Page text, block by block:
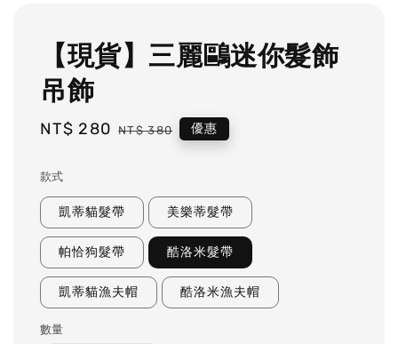
【現貨】三麗鷗迷你髮飾
吊飾
Sale
NT$ 280 Regular
NT$ 380 優惠
款式
凱蒂貓髮帶 美樂蒂髮帶
帕恰狗髮帶 酷洛米髮帶
凱蒂貓漁夫帽 酷洛米漁夫帽
數量